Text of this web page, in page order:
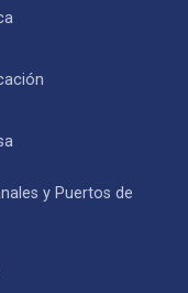
y Puertos de